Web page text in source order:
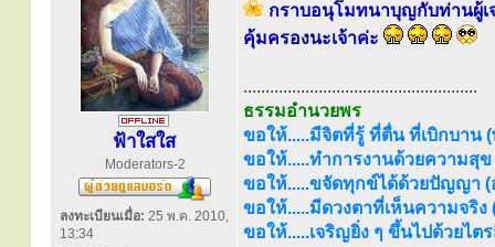
ฟ้าใสใส
Moderators-2
ลงทะเบียนเมื่อ: 25 พ.ค. 2010,
13:34
กราบอนุโมทนาบุญกับท่านผู้เ
คุ้มครองนะเจ้าค่ะ
.....................................................
ธรรมอำนวยพร
ขอให้.....มีจิตที่รู้ ที่ตื่น ที่เบิกบาน
ขอให้.....ทำการงานด้วยความสุ
ขอให้.....ขจัดทุกข์ได้ด้วยปัญญา (
ขอให้.....มีดวงตาที่เห็นความจริ
ขอให้.....เจริญยิ่ง ๆ ขึ้นไปด้วยไ